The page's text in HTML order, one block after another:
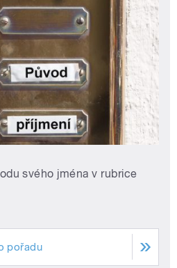
svého jména v rubrice
pořadu